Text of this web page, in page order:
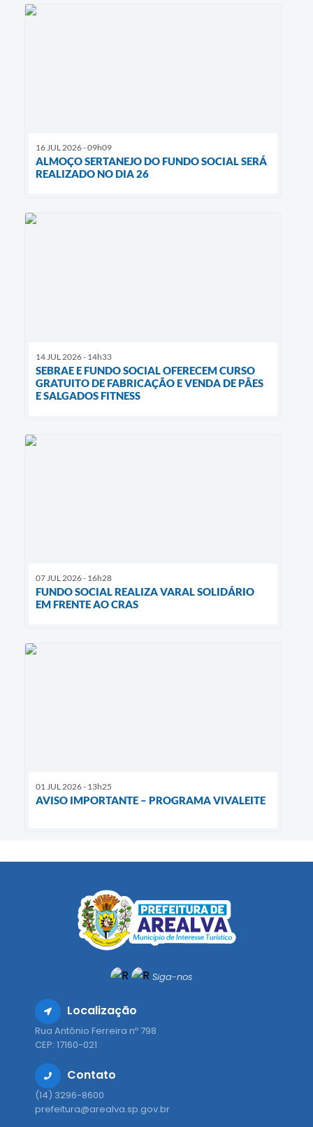
16 JUL 2026 - 09h09
ALMOÇO SERTANEJO DO FUNDO SOCIAL SERÁ
REALIZADO NO DIA 26
14 JUL 2026 - 14h33
SEBRAE E FUNDO SOCIAL OFERECEM CURSO
GRATUITO DE FABRICAÇÃO E VENDA DE PÃES
E SALGADOS FITNESS
07 JUL 2026 - 16h28
FUNDO SOCIAL REALIZA VARAL SOLIDÁRIO
EM FRENTE AO CRAS
01 JUL 2026 - 13h25
AVISO IMPORTANTE – PROGRAMA VIVALEITE
Siga-nos
Localização
Rua Antônio Ferreira nº 798
CEP: 17160-021
Contato
(14) 3296-8600
prefeitura@arealva.sp.gov.br